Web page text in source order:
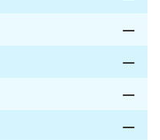
—
—
—
—